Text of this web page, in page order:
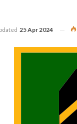
25 Apr 2024